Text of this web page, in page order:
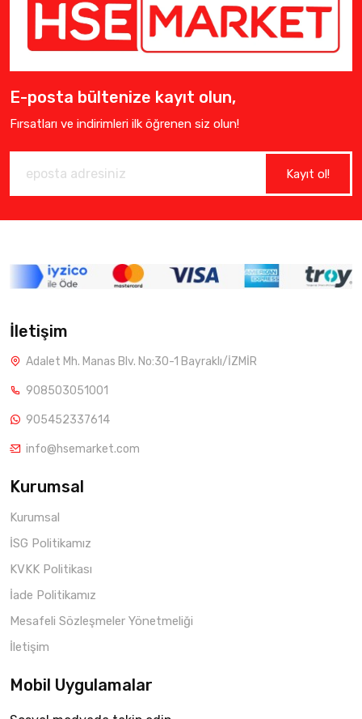
E-posta bültenize kayıt olun,
Fırsatları ve indirimleri ilk öğrenen siz olun!
Kayıt ol!
İletişim
Adalet Mh. Manas Blv. No:30-1 Bayraklı/İZMİR
908503051001
905452337614
info@hsemarket.com
Kurumsal
Kurumsal
İSG Politikamız
KVKK Politikası
İade Politikamız
Mesafeli Sözleşmeler Yönetmeliği
İletişim
Mobil Uygulamalar